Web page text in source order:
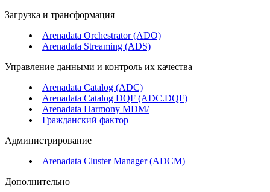
Загрузка и трансформация
Arenadata Orchestrator (ADO)
Arenadata Streaming (ADS)
Управление данными и контроль их качества
Arenadata Catalog (ADC)
Arenadata Catalog DQF (ADС.DQF)
Arenadata Harmony MDM/
Гражданский фактор
Администрирование
Arenadata Cluster Manager (ADCM)
Дополнительно